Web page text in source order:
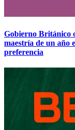
Gobierno Británico
maestría de un año
preferencia